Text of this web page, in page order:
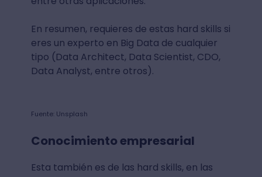
En resumen, requieres de estas hard skills si
eres un experto en Big Data de cualquier
tipo (Data Architect, Data Scientist, CDO,
Data Analyst, entre otros).